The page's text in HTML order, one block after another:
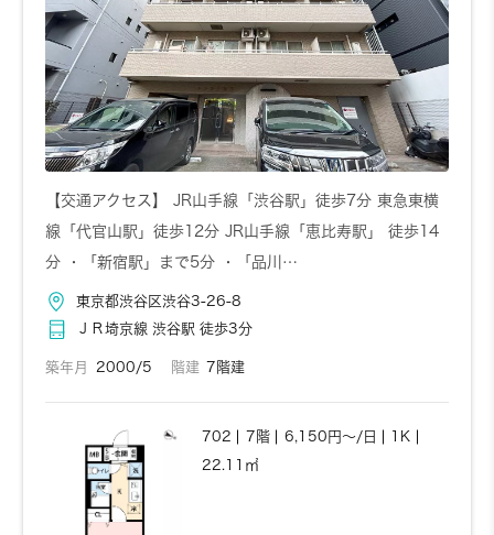
【交通アクセス】 JR山手線「渋谷駅」徒歩7分 東急東横
線「代官山駅」徒歩12分 JR山手線「恵比寿駅」 徒歩14
分 ・「新宿駅」まで5分 ・「品川…
東京都渋谷区渋谷3-26-8
ＪＲ埼京線 渋谷駅 徒歩3分
築年月 2000/5 階建 7階建
702 7階 6,150円～/日
1K
22.11㎡